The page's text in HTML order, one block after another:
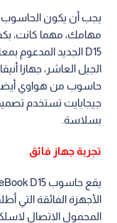
يجب أن يكون الحاسوب
الجيل العاشر، جهازا
جيجابايت تستخدم
بسلاسة.
تجربة جهاز فائق
الأجهزة الفائقة التي
المحمول الاتصال